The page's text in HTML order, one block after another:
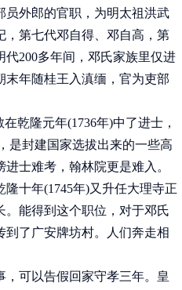
外郎的官职，为明太祖洪武
，第七代邓自得、邓自高，第
200多年间，邓氏家族里仅进
年随桂王入滇缅，官为吏部
隆元年(1736年)中了进士，
封建国家选拔出来的一些高
士难考，翰林院更是难入。
十年(1745年)又升任大理寺正
能得到这个职位，对于邓氏
了广安牌坊村。人们奔走相
可以告假回家守孝三年。皇